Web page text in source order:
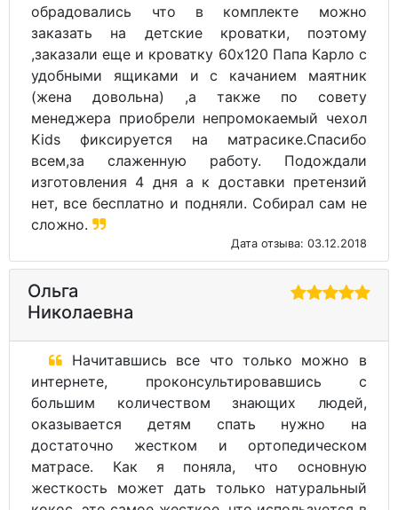
обрадовались что в комплекте можно
заказать на детские кроватки, поэтому
,заказали еще и кроватку 60х120 Папа Карло с
удобными ящиками и с качанием маятник
(жена довольна) ,а также по совету
менеджера приобрели непромокаемый чехол
Kids фиксируется на матрасике.Спасибо
всем,за слаженную работу. Подождали
изготовления 4 дня а к доставки претензий
нет, все бесплатно и подняли. Собирал сам не
сложно.
Дата отзыва: 03.12.2018
Ольга
Николаевна
Начитавшись все что только можно в
интернете, проконсультировавшись с
большим количеством знающих людей,
оказывается детям спать нужно на
достаточно жестком и ортопедическом
матрасе. Как я поняла, что основную
жесткость может дать только натуральный